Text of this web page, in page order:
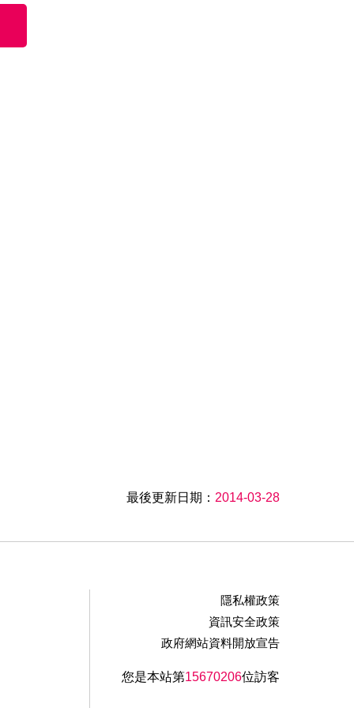
最後更新日期： 2014-03-28
隱私權政策
資訊安全政策
政府網站資料開放宣告
您是本站第15670206位訪客